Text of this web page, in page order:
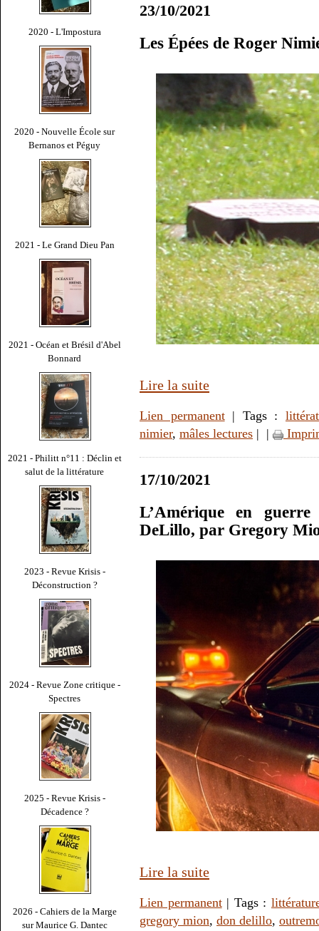
2020 - L'Impostura
2020 - Nouvelle École sur
Bernanos et Péguy
2021 - Le Grand Dieu Pan
2021 - Océan et Brésil d'Abel
Bonnard
2021 - Philitt n°11 : Déclin et
salut de la littérature
2023 - Revue Krisis -
Déconstruction ?
2024 - Revue Zone critique -
Spectres
2025 - Revue Krisis -
Décadence ?
2026 - Cahiers de la Marge
sur Maurice G. Dantec
23/10/2021
Les Épées de Roger
Lire la suite
Lien permanent| Tags :
nimier, mâles lectures | |
17/10/2021
L’Amérique en
DeLillo, par Gregory
Lire la suite
Lien permanent| Tags :
gregory mion, don delillo,